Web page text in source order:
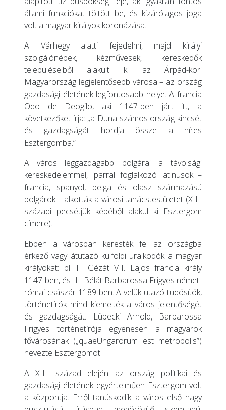
állami funkciókat töltött be, és kizárólagos joga
volt a magyar királyok koronázása.
A Várhegy alatti fejedelmi, majd királyi
szolgálónépek, kézművesek, kereskedők
településeiből alakult ki az Árpád-kori
Magyarország legjelentősebb városa – az ország
gazdasági életének legfontosabb helye. A francia
Odo de Deogilo, aki 1147-ben járt itt, a
következőket írja: „a Duna számos ország kincsét
és gazdagságát hordja össze a híres
Esztergomba.”
A város leggazdagabb polgárai a távolsági
kereskedelemmel, iparral foglalkozó latinusok –
francia, spanyol, belga és olasz származású
polgárok – alkották a városi tanácstestületet (XIII.
századi pecsétjük képéből alakul ki Esztergom
címere).
Ebben a városban keresték fel az országba
érkező vagy átutazó külföldi uralkodók a magyar
királyokat: pl. II. Gézát VII. Lajos francia király
1147-ben, és III. Bélát Barbarossa Frigyes német-
római császár 1189-ben. A velük utazó tudósítók,
történetírók mind kiemelték a város jelentőségét
és gazdagságát. Lübecki Arnold, Barbarossa
Frigyes történetírója egyenesen a magyarok
fővárosának („quaeUngarorum est metropolis”)
nevezte Esztergomot.
A XIII. század elején az ország politikai és
gazdasági életének egyértelműen Esztergom volt
a központja. Erről tanúskodik a város első nagy